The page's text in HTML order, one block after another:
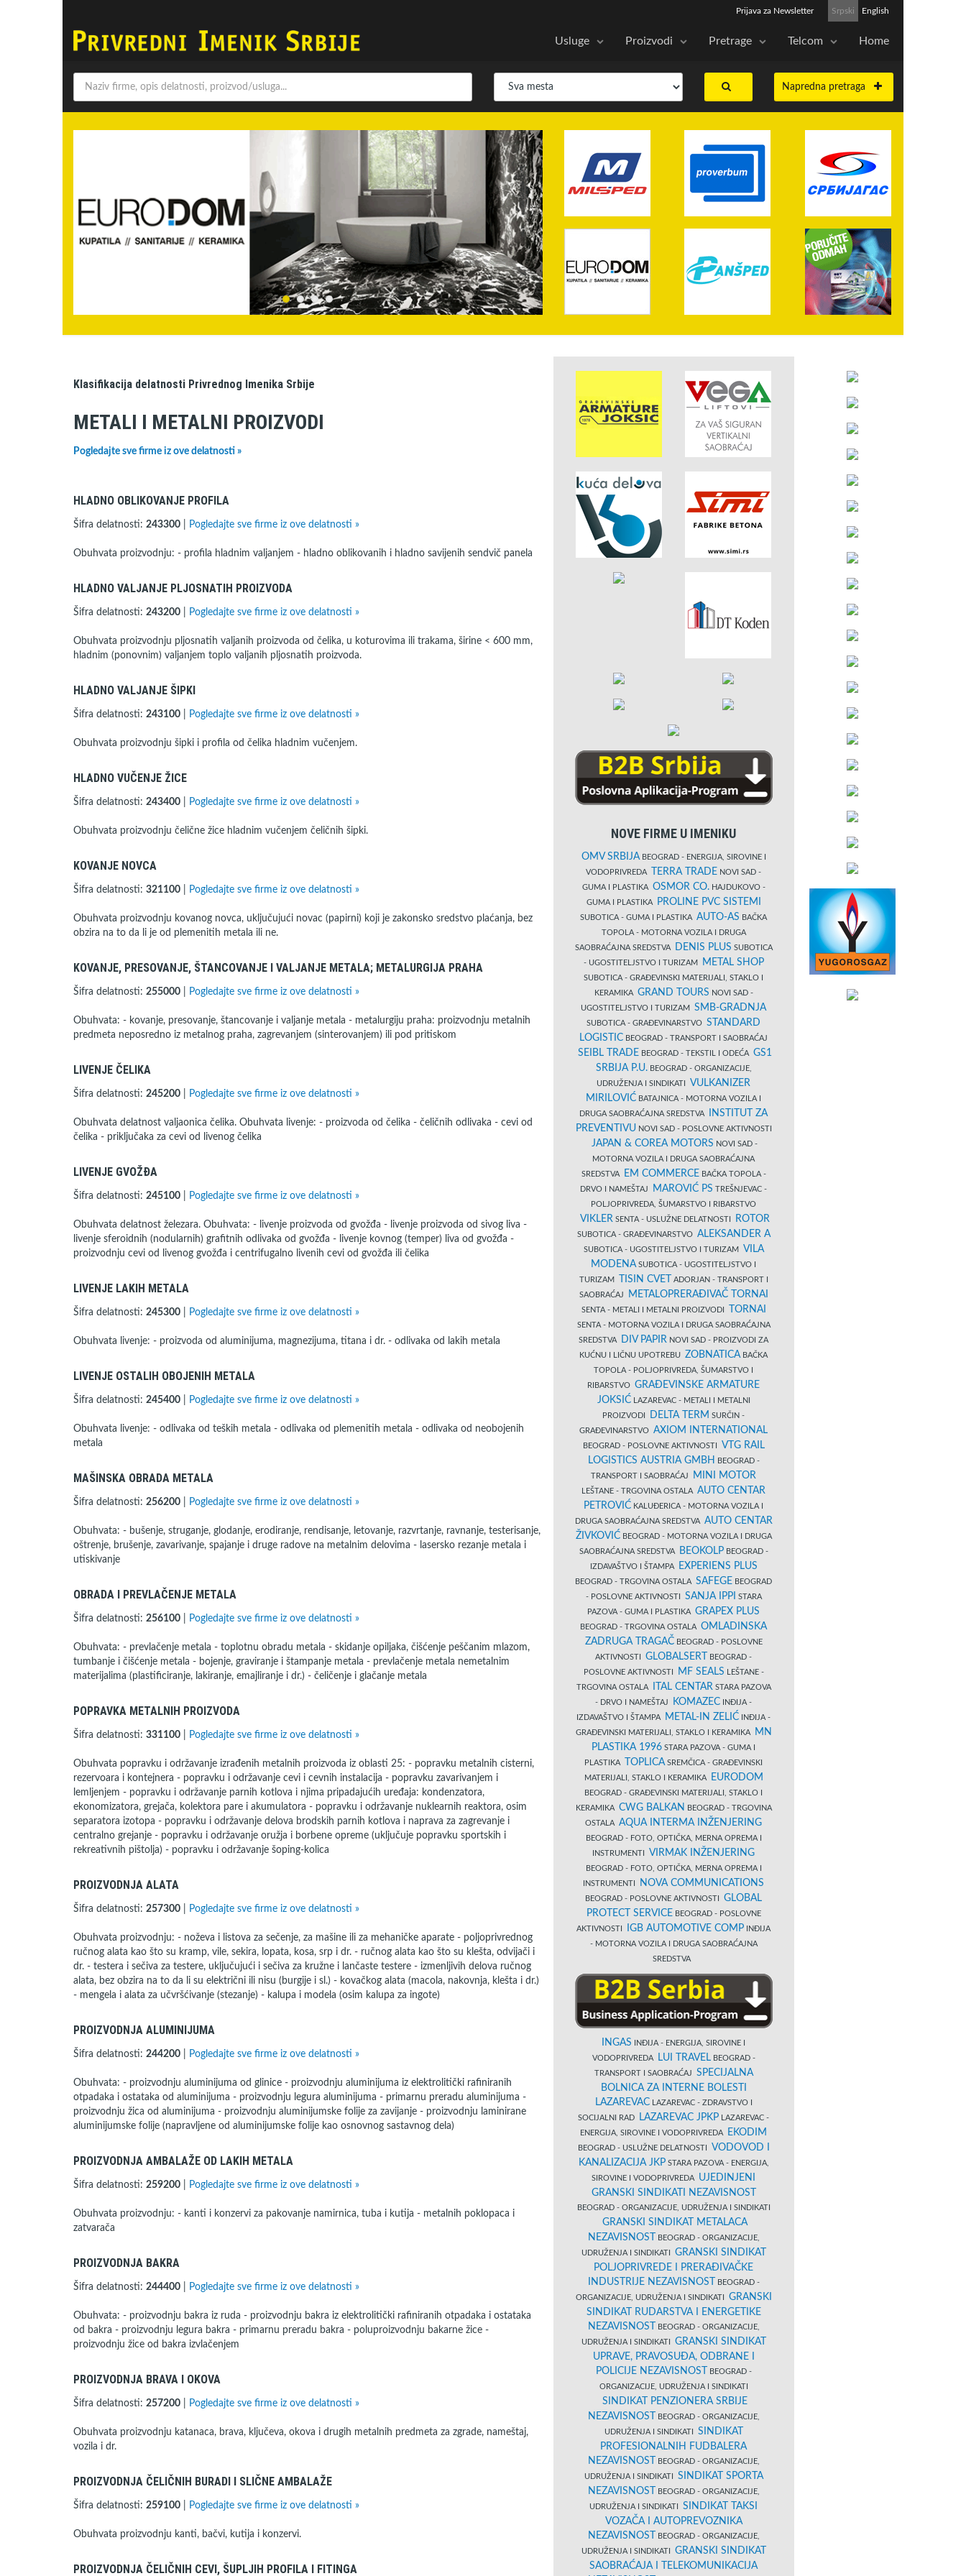
Srpski English
Prijava za Newsletter
Usluge Proizvodi Pretrage Telcom Home
Napredna pretraga
Klasifikacija delatnosti Privrednog Imenika Srbije
METALI I METALNI PROIZVODI
Pogledajte sve firme iz ove delatnosti »
HLADNO OBLIKOVANJE PROFILA
Šifra delatnosti: 243300 Pogledajte sve firme iz ove delatnosti »
Obuhvata proizvodnju: - profila hladnim valjanjem - hladno oblikovanih i hladno savijenih sendvič panela
HLADNO VALJANJE PLJOSNATIH PROIZVODA
Šifra delatnosti: 243200 Pogledajte sve firme iz ove delatnosti »
Obuhvata proizvodnju pljosnatih valjanih proizvoda od čelika, u koturovima ili trakama, širine < 600 mm,
hladnim (ponovnim) valjanjem toplo valjanih pljosnatih proizvoda.
HLADNO VALJANJE ŠIPKI
Šifra delatnosti: 243100 Pogledajte sve firme iz ove delatnosti »
Obuhvata proizvodnju šipki i profila od čelika hladnim vučenjem.
HLADNO VUČENJE ŽICE
Šifra delatnosti: 243400 Pogledajte sve firme iz ove delatnosti »
Obuhvata proizvodnju čelične žice hladnim vučenjem čeličnih šipki.
KOVANJE NOVCA
Šifra delatnosti: 321100 Pogledajte sve firme iz ove delatnosti »
Obuhvata proizvodnju kovanog novca, uključujući novac (papirni) koji je zakonsko sredstvo plaćanja, bez
obzira na to da li je od plemenitih metala ili ne.
KOVANJE, PRESOVANJE, ŠTANCOVANJE I VALJANJE METALA; METALURGIJA PRAHA
Šifra delatnosti: 255000 Pogledajte sve firme iz ove delatnosti »
Obuhvata: - kovanje, presovanje, štancovanje i valjanje metala - metalurgiju praha: proizvodnju metalnih
predmeta neposredno iz metalnog praha, zagrevanjem (sinterovanjem) ili pod pritiskom
LIVENJE ČELIKA
Šifra delatnosti: 245200 Pogledajte sve firme iz ove delatnosti »
Obuhvata delatnost valjaonica čelika. Obuhvata livenje: - proizvoda od čelika - čeličnih odlivaka - cevi od
čelika - priključaka za cevi od livenog čelika
LIVENJE GVOŽĐA
Šifra delatnosti: 245100 Pogledajte sve firme iz ove delatnosti »
Obuhvata delatnost železara. Obuhvata: - livenje proizvoda od gvožđa - livenje proizvoda od sivog liva -
livenje sferoidnih (nodularnih) grafitnih odlivaka od gvožđa - livenje kovnog (temper) liva od gvožđa -
proizvodnju cevi od livenog gvožđa i centrifugalno livenih cevi od gvožđa ili čelika
LIVENJE LAKIH METALA
Šifra delatnosti: 245300 Pogledajte sve firme iz ove delatnosti »
Obuhvata livenje: - proizvoda od aluminijuma, magnezijuma, titana i dr. - odlivaka od lakih metala
LIVENJE OSTALIH OBOJENIH METALA
Šifra delatnosti: 245400 Pogledajte sve firme iz ove delatnosti »
Obuhvata livenje: - odlivaka od teških metala - odlivaka od plemenitih metala - odlivaka od neobojenih
metala
MAŠINSKA OBRADA METALA
Šifra delatnosti: 256200 Pogledajte sve firme iz ove delatnosti »
Obuhvata: - bušenje, struganje, glodanje, erodiranje, rendisanje, letovanje, razvrtanje, ravnanje, testerisanje,
oštrenje, brušenje, zavarivanje, spajanje i druge radove na metalnim delovima - lasersko rezanje metala i
utiskivanje
OBRADA I PREVLAČENJE METALA
Šifra delatnosti: 256100 Pogledajte sve firme iz ove delatnosti »
Obuhvata: - prevlačenje metala - toplotnu obradu metala - skidanje opiljaka, čišćenje peščanim mlazom,
tumbanje i čišćenje metala - bojenje, graviranje i štampanje metala - prevlačenje metala nemetalnim
materijalima (plastificiranje, lakiranje, emajliranje i dr.) - čeličenje i glačanje metala
POPRAVKA METALNIH PROIZVODA
Šifra delatnosti: 331100 Pogledajte sve firme iz ove delatnosti »
Obuhvata popravku i održavanje izrađenih metalnih proizvoda iz oblasti 25: - popravku metalnih cisterni,
rezervoara i kontejnera - popravku i održavanje cevi i cevnih instalacija - popravku zavarivanjem i
lemljenjem - popravku i održavanje parnih kotlova i njima pripadajućih uređaja: kondenzatora,
ekonomizatora, grejača, kolektora pare i akumulatora - popravku i održavanje nuklearnih reaktora, osim
separatora izotopa - popravku i održavanje delova brodskih parnih kotlova i naprava za zagrevanje i
centralno grejanje - popravku i održavanje oružja i borbene opreme (uključuje popravku sportskih i
rekreativnih pištolja) - popravku i održavanje šoping-kolica
PROIZVODNJA ALATA
Šifra delatnosti: 257300 Pogledajte sve firme iz ove delatnosti »
Obuhvata proizvodnju: - noževa i listova za sečenje, za mašine ili za mehaničke aparate - poljoprivrednog
ručnog alata kao što su kramp, vile, sekira, lopata, kosa, srp i dr. - ručnog alata kao što su klešta, odvijači i
dr. - testera i sečiva za testere, uključujući i sečiva za kružne i lančaste testere - izmenljivih delova ručnog
alata, bez obzira na to da li su električni ili nisu (burgije i sl.) - kovačkog alata (macola, nakovnja, klešta i dr.)
- mengela i alata za učvršćivanje (stezanje) - kalupa i modela (osim kalupa za ingote)
PROIZVODNJA ALUMINIJUMA
Šifra delatnosti: 244200 Pogledajte sve firme iz ove delatnosti »
Obuhvata: - proizvodnju aluminijuma od glinice - proizvodnju aluminijuma iz elektrolitički rafiniranih
otpadaka i ostataka od aluminijuma - proizvodnju legura aluminijuma - primarnu preradu aluminijuma -
proizvodnju žica od aluminijuma - proizvodnju aluminijumske folije za zavijanje - proizvodnju laminirane
aluminijumske folije (napravljene od aluminijumske folije kao osnovnog sastavnog dela)
PROIZVODNJA AMBALAŽE OD LAKIH METALA
Šifra delatnosti: 259200 Pogledajte sve firme iz ove delatnosti »
Obuhvata proizvodnju: - kanti i konzervi za pakovanje namirnica, tuba i kutija - metalnih poklopaca i
zatvarača
PROIZVODNJA BAKRA
Šifra delatnosti: 244400 Pogledajte sve firme iz ove delatnosti »
Obuhvata: - proizvodnju bakra iz ruda - proizvodnju bakra iz elektrolitički rafiniranih otpadaka i ostataka
od bakra - proizvodnju legura bakra - primarnu preradu bakra - poluproizvodnju bakarne žice -
proizvodnju žice od bakra izvlačenjem
PROIZVODNJA BRAVA I OKOVA
Šifra delatnosti: 257200 Pogledajte sve firme iz ove delatnosti »
Obuhvata proizvodnju katanaca, brava, ključeva, okova i drugih metalnih predmeta za zgrade, nameštaj,
vozila i dr.
PROIZVODNJA ČELIČNIH BURADI I SLIČNE AMBALAŽE
Šifra delatnosti: 259100 Pogledajte sve firme iz ove delatnosti »
Obuhvata proizvodnju kanti, bačvi, kutija i konzervi.
PROIZVODNJA ČELIČNIH CEVI, ŠUPLJIH PROFILA I FITINGA
NOVE FIRME U IMENIKU
OMV SRBIJABEOGRAD - ENERGIJA, SIROVINE I
VODOPRIVREDA
TERRA TRADE NOVI SAD -
GUMA I PLASTIKA OSMOR CO.HAJDUKOVO -
GUMA I PLASTIKA
PROLINE PVC SISTEMI
SUBOTICA - GUMA I PLASTIKA AUTO-AS BAČKA
TOPOLA - MOTORNA VOZILA I DRUGA
SAOBRAĆAJNA SREDSTVA
DENIS PLUS SUBOTICA
- UGOSTITELJSTVO I TURIZAM
METAL SHOP
SUBOTICA - GRAĐEVINSKI MATERIJALI, STAKLO I
KERAMIKA GRAND TOURS NOVI SAD -
UGOSTITELJSTVO I TURIZAM SMB-GRADNJA
SUBOTICA - GRAĐEVINARSTVO STANDARD
LOGISTIC BEOGRAD - TRANSPORT I SAOBRAĆAJ
SEIBL TRADE BEOGRAD - TEKSTIL I ODEĆA GS1
SRBIJA P.U.BEOGRAD - ORGANIZACIJE,
UDRUŽENJA I SINDIKATI VULKANIZER
MIRILOVIĆ BATAJNICA - MOTORNA VOZILA I
DRUGA SAOBRAĆAJNA SREDSTVA
INSTITUT ZA
PREVENTIVUNOVI SAD - POSLOVNE AKTIVNOSTI
JAPAN & COREA MOTORS NOVI SAD -
MOTORNA VOZILA I DRUGA SAOBRAĆAJNA
SREDSTVA
EM COMMERCE BAČKA TOPOLA -
DRVO I NAMEŠTAJ
MAROVIĆ PS TREŠNJEVAC -
POLJOPRIVREDA, ŠUMARSTVO I RIBARSTVO
VIKLER SENTA - USLUŽNE DELATNOSTI ROTOR
SUBOTICA - GRAĐEVINARSTVO ALEKSANDER A
SUBOTICA - UGOSTITELJSTVO I TURIZAM
VILA
MODENA SUBOTICA - UGOSTITELJSTVO I
TURIZAM
TISIN CVET
ADORJAN - TRANSPORT I
SAOBRAĆAJ
METALOPRERAĐIVAČ TORNAI
SENTA - METALI I METALNI PROIZVODI TORNAI
SENTA - MOTORNA VOZILA I DRUGA SAOBRAĆAJNA
SREDSTVA
DIV PAPIR NOVI SAD - PROIZVODI ZA
KUĆNU I LIČNU UPOTREBU ZOBNATICA BAČKA
TOPOLA - POLJOPRIVREDA, ŠUMARSTVO I
RIBARSTVO GRAĐEVINSKE ARMATURE
JOKSIĆLAZAREVAC - METALI I METALNI
PROIZVODI
DELTA TERM SURČIN -
GRAĐEVINARSTVO AXIOM INTERNATIONAL
BEOGRAD - POSLOVNE AKTIVNOSTI
VTG RAIL
LOGISTICS AUSTRIA GMBH
BEOGRAD -
TRANSPORT I SAOBRAĆAJ
MINI MOTOR
LEŠTANE - TRGOVINA OSTALA AUTO CENTAR
PETROVIĆ KALUĐERICA - MOTORNA VOZILA I
DRUGA SAOBRAĆAJNA SREDSTVA AUTO CENTAR
ŽIVKOVIĆBEOGRAD - MOTORNA VOZILA I DRUGA
SAOBRAĆAJNA SREDSTVA
BEOKOLPBEOGRAD -
IZDAVAŠTVO I ŠTAMPA
EXPERIENS PLUS
BEOGRAD - TRGOVINA OSTALA SAFEGE BEOGRAD
- POSLOVNE AKTIVNOSTI SANJA IPPI
STARA
PAZOVA - GUMA I PLASTIKA GRAPEX PLUS
BEOGRAD - TRGOVINA OSTALA OMLADINSKA
ZADRUGA TRAGAČBEOGRAD - POSLOVNE
AKTIVNOSTI GLOBALSERT
BEOGRAD -
POSLOVNE AKTIVNOSTI
MF SEALS LEŠTANE -
TRGOVINA OSTALA
ITAL CENTAR STARA PAZOVA
- DRVO I NAMEŠTAJ
KOMAZEC INĐIJA -
IZDAVAŠTVO I ŠTAMPA
METAL-IN ZELIĆ INĐIJA -
GRAĐEVINSKI MATERIJALI, STAKLO I KERAMIKA
MN
PLASTIKA 1996 STARA PAZOVA - GUMA I
PLASTIKA
TOPLICA SREMČICA - GRAĐEVINSKI
MATERIJALI, STAKLO I KERAMIKA
EURODOM
BEOGRAD - GRAĐEVINSKI MATERIJALI, STAKLO I
KERAMIKA CWG BALKAN
BEOGRAD - TRGOVINA
OSTALA AQUA INTERMA INŽENJERING
BEOGRAD - FOTO, OPTIČKA, MERNA OPREMA I
INSTRUMENTI VIRMAK INŽENJERING
BEOGRAD - FOTO, OPTIČKA, MERNA OPREMA I
INSTRUMENTI
NOVA COMMUNICATIONS
BEOGRAD - POSLOVNE AKTIVNOSTI GLOBAL
PROTECT SERVICE BEOGRAD - POSLOVNE
AKTIVNOSTI
IGB AUTOMOTIVE COMP INĐIJA
- MOTORNA VOZILA I DRUGA SAOBRAĆAJNA
SREDSTVA
INGAS INĐIJA - ENERGIJA, SIROVINE I
VODOPRIVREDA
LUI TRAVELBEOGRAD -
TRANSPORT I SAOBRAĆAJ SPECIJALNA
BOLNICA ZA INTERNE BOLESTI
LAZAREVACLAZAREVAC - ZDRAVSTVO I
SOCIJALNI RAD
LAZAREVAC JPKP LAZAREVAC -
ENERGIJA, SIROVINE I VODOPRIVREDA
EKODIM
BEOGRAD - USLUŽNE DELATNOSTI
VODOVOD I
KANALIZACIJA JKPSTARA PAZOVA - ENERGIJA,
SIROVINE I VODOPRIVREDA UJEDINJENI
GRANSKI SINDIKATI NEZAVISNOST
BEOGRAD - ORGANIZACIJE, UDRUŽENJA I SINDIKATI
GRANSKI SINDIKAT METALACA
NEZAVISNOST
BEOGRAD - ORGANIZACIJE,
UDRUŽENJA I SINDIKATI GRANSKI SINDIKAT
POLJOPRIVREDE I PRERAĐIVAČKE
INDUSTRIJE NEZAVISNOST
BEOGRAD -
ORGANIZACIJE, UDRUŽENJA I SINDIKATI GRANSKI
SINDIKAT RUDARSTVA I ENERGETIKE
NEZAVISNOST
BEOGRAD - ORGANIZACIJE,
UDRUŽENJA I SINDIKATI GRANSKI SINDIKAT
UPRAVE, PRAVOSUĐA, ODBRANE I
POLICIJE NEZAVISNOST
BEOGRAD -
ORGANIZACIJE, UDRUŽENJA I SINDIKATI
SINDIKAT PENZIONERA SRBIJE
NEZAVISNOST
BEOGRAD - ORGANIZACIJE,
UDRUŽENJA I SINDIKATI SINDIKAT
PROFESIONALNIH FUDBALERA
NEZAVISNOST
BEOGRAD - ORGANIZACIJE,
UDRUŽENJA I SINDIKATI SINDIKAT SPORTA
NEZAVISNOST
BEOGRAD - ORGANIZACIJE,
UDRUŽENJA I SINDIKATI SINDIKAT TAKSI
VOZAČA I AUTOPREVOZNIKA
NEZAVISNOST
BEOGRAD - ORGANIZACIJE,
UDRUŽENJA I SINDIKATI GRANSKI SINDIKAT
SAOBRAĆAJA I TELEKOMUNIKACIJA